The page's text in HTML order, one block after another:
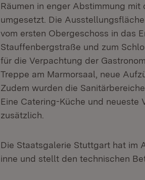
Räumen in enger Abstimmung
umgesetzt. Die
vom ersten Obergeschoss in das
Stauffenbergstraße und zum
für die Verpachtung der
Treppe am Marmorsaal, neue
Zudem wurden die
Eine Catering-Küche und
zusätzlich.
Die Staatsgalerie Stuttgart hat im
inne und stellt den technischen